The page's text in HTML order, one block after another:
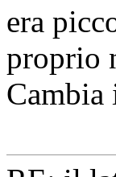
era
proprio
Cambia